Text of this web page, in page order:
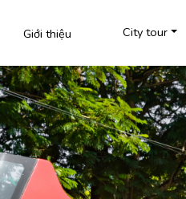
Giới thiệu City tour